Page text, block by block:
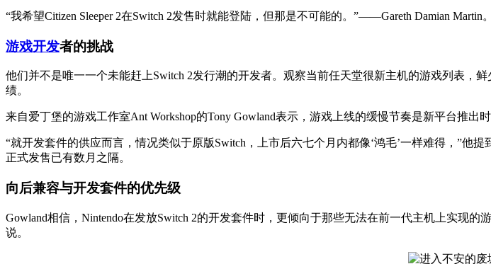
“我希望Citizen Sleeper 2在Switch 2发售时就能登陆，但那是不可能的。”——Gareth Damian Martin。
游戏开发者的挑战
他们并不是唯一一个未能赶上Switch 2发行潮的开发者。观察当前任天堂很新主机的游戏列表，
绩。
来自爱丁堡的游戏工作室Ant Workshop的Tony Gowland表示，游戏上线的缓慢节奏是新平台推
“就开发套件的供应而言，情况类似于原版Switch，上市后六七个月内都像‘鸿毛’一样难得，”他
正式发售已有数月之隔。
向后兼容与开发套件的优先级
Gowland相信，Nintendo在发放Switch 2的开发套件时，更倾向于那些无法在前一代主机上实现
说。